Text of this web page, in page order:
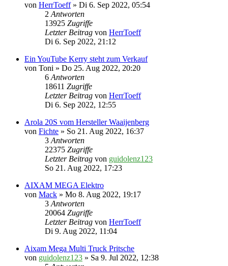
von HerrToeff» Di 6. Sep 2022, 05:54
2Antworten
13925 Zugriffe
Letzter Beitrag von HerrToeff
Di 6. Sep 2022, 21:12
Ein YouTube Kerry steht zum Verkauf
von Toni » Do 25. Aug 2022, 20:20
6Antworten
18611 Zugriffe
Letzter Beitrag von HerrToeff
Di 6. Sep 2022, 12:55
Arola 20S vom Hersteller Waaijenberg
von Fichte » So 21. Aug 2022, 16:37
3Antworten
22375 Zugriffe
Letzter Beitrag von guidolenz123
So 21. Aug 2022, 17:23
AIXAM MEGA Elektro
von Mack » Mo 8. Aug 2022, 19:17
3Antworten
20064 Zugriffe
Letzter Beitrag von HerrToeff
Di 9. Aug 2022, 11:04
Aixam Mega Multi Truck Pritsche
von guidolenz123 » Sa 9. Jul 2022, 12:38